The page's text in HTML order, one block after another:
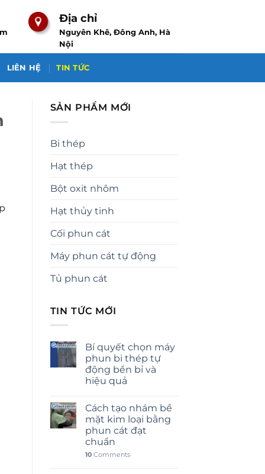
Địa chỉ
Nguyên Khê, Đông Anh, Hà
Nội
LIÊN HỆ TIN TỨC
SẢN PHẨM MỚI
Bi thép
Hạt thép
Bột oxit nhôm
Hạt thủy tinh
Cối phun cát
Máy phun cát tự động
Tủ phun cát
TIN TỨC MỚI
Bí quyết chọn máy
phun bi thép tự
động bền bỉ và
hiệu quả
Cách tạo nhám bề
mặt kim loại bằng
phun cát đạt
chuẩn
10Comments